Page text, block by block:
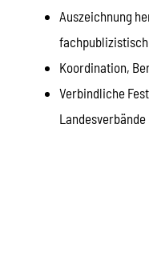
Auszeichnung
Koordination,
Verbindliche
Landesverbände